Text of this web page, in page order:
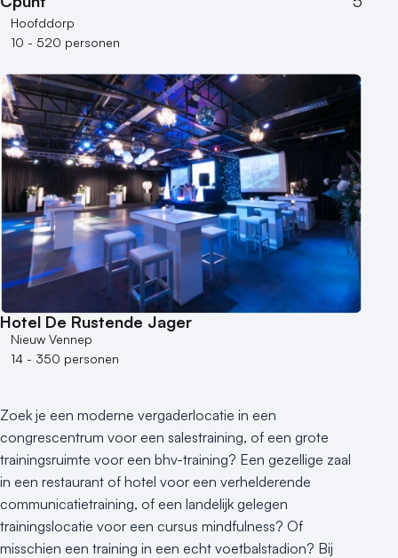
Hoofddorp
10 - 520 personen
Hotel De Rustende Jager
Nieuw Vennep
14 - 350 personen
Zoek je een moderne vergaderlocatie in een
congrescentrum voor een salestraining, of een grote
trainingsruimte voor een bhv-training? Een gezellige zaal
in een restaurant of hotel voor een verhelderende
communicatietraining, of een landelijk gelegen
trainingslocatie voor een cursus mindfulness? Of
misschien een training in een echt voetbalstadion? Bij